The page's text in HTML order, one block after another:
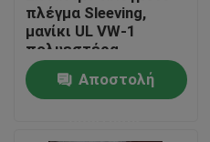
πλέγμα Sleeving,
μανίκι UL VW-1
πολυεστέρα
πλέγματος Calbe
Αποστολή